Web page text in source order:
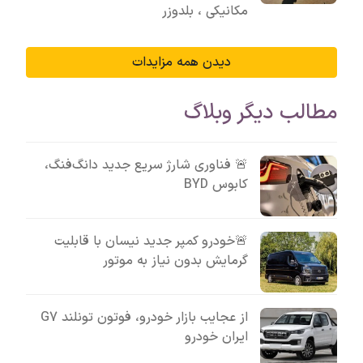
مکانیکی ، بلدوزر
دیدن همه مزایدات
مطالب دیگر وبلاگ
🚨 فناوری شارژ سریع جدید دانگ‌فنگ،
کابوس BYD
🚨خودرو کمپر جدید نیسان با قابلیت
گرمایش بدون نیاز به موتور
از عجایب بازار خودرو، فوتون تونلند G7
ایران خودرو